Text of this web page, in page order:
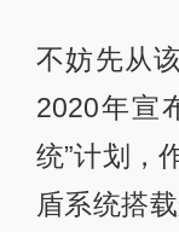
不妨先从
2020年宣
统”计划，
盾系统搭